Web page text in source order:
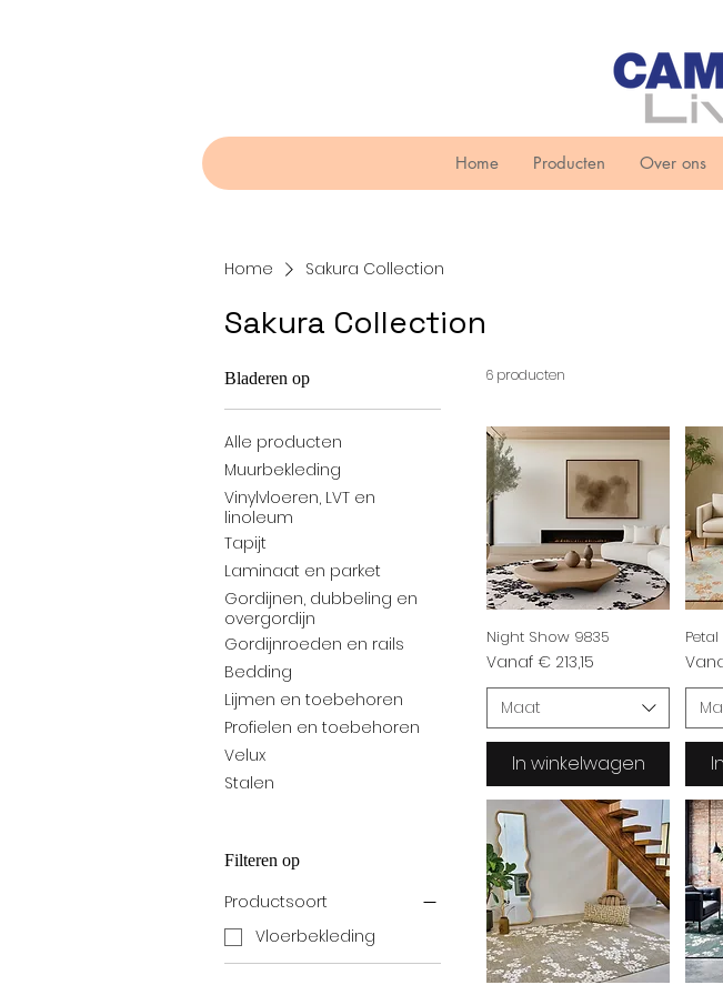
Home Producten Over ons
Home Sakura Collection
Sakura Collection
Bladeren op
Alle producten
Muurbekleding
Vinylvloeren, LVT en
linoleum
Tapijt
Laminaat en parket
Gordijnen, dubbeling en
overgordijn
Gordijnroeden en rails
Bedding
Lijmen en toebehoren
Profielen en toebehoren
Velux
Stalen
Filteren op
Productsoort
Vloerbekleding
6 producten
Night Show 9835
Vanaf€ 213,15
Verkoopprijs
Maat
In winkelwagen